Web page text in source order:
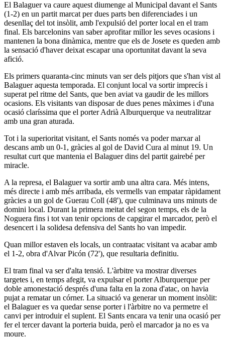
El Balaguer va caure aquest diumenge al Municipal davant el Sants
(1-2) en un partit marcat per dues parts ben diferenciades i un
desenllaç del tot insòlit, amb l'expulsió del porter local en el tram
final. Els barcelonins van saber aprofitar millor les seves ocasions i
mantenen la bona dinàmica, mentre que els de Josete es queden amb
la sensació d'haver deixat escapar una oportunitat davant la seva
afició.
Els primers quaranta-cinc minuts van ser dels pitjors que s'han vist al
Balaguer aquesta temporada. El conjunt local va sortir imprecís i
superat pel ritme del Sants, que ben aviat va gaudir de les millors
ocasions. Els visitants van disposar de dues penes màximes i d'una
ocasió claríssima que el porter Adrià Alburquerque va neutralitzar
amb una gran aturada.
Tot i la superioritat visitant, el Sants només va poder marxar al
descans amb un 0-1, gràcies al gol de David Cura al minut 19. Un
resultat curt que mantenia el Balaguer dins del partit gairebé per
miracle.
A la represa, el Balaguer va sortir amb una altra cara. Més intens,
més directe i amb més arribada, els vermells van empatar ràpidament
gràcies a un gol de Guerau Coll (48'), que culminava uns minuts de
domini local. Durant la primera meitat del segon temps, els de la
Noguera fins i tot van tenir opcions de capgirar el marcador, però el
desencert i la solidesa defensiva del Sants ho van impedir.
Quan millor estaven els locals, un contraatac visitant va acabar amb
el 1-2, obra d'Alvar Picón (72'), que resultaria definitiu.
El tram final va ser d'alta tensió. L'àrbitre va mostrar diverses
targetes i, en temps afegit, va expulsar el porter Alburquerque per
doble amonestació després d'una falta en la zona d'atac, on havia
pujat a rematar un córner. La situació va generar un moment insòlit:
el Balaguer es va quedar sense porter i l'àrbitre no va permetre el
canvi per introduir el suplent. El Sants encara va tenir una ocasió per
fer el tercer davant la porteria buida, però el marcador ja no es va
moure.